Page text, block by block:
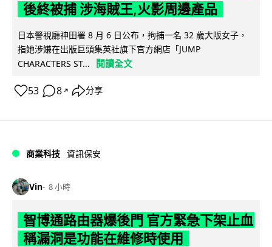
後終被捕 涉海賊王,火影周邊產品
日本警視廳神田署 8 月 6 日公布，拘捕一名 32 歲大阪女子，
指她涉嫌在出版巨頭集英社旗下官方網店「JUMP
CHARACTERS ST...
閱讀全文
53 8 ↗ 分享
商業科技 資訊保安
Vin 8 小時
智博通路由器爆後門 官方緊急下架止血
稱漏洞是功能在維修時使用